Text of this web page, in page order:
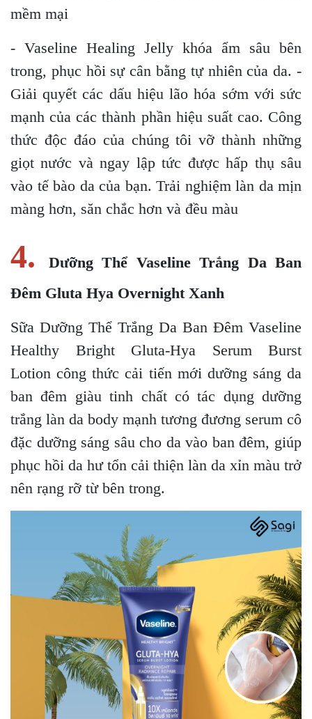
mềm mại
- Vaseline Healing Jelly khóa ẩm sâu bên
trong, phục hồi sự cân bằng tự nhiên của da. -
Giải quyết các dấu hiệu lão hóa sớm với sức
mạnh của các thành phần hiệu suất cao. Công
thức độc đáo của chúng tôi vỡ thành những
giọt nước và ngay lập tức được hấp thụ sâu
vào tế bào da của bạn. Trải nghiệm làn da mịn
màng hơn, săn chắc hơn và đều màu
4.
Dưỡng Thể Vaseline Trắng Da Ban
Đêm Gluta Hya Overnight Xanh
Sữa Dưỡng Thể Trắng Da Ban Đêm Vaseline
Healthy Bright Gluta-Hya Serum Burst
Lotion công thức cải tiến mới dưỡng sáng da
ban đêm giàu tinh chất có tác dụng dưỡng
trắng làn da body mạnh tương đương serum cô
đặc dưỡng sáng sâu cho da vào ban đêm, giúp
phục hồi da hư tổn cải thiện làn da xỉn màu trở
nên rạng rỡ từ bên trong.